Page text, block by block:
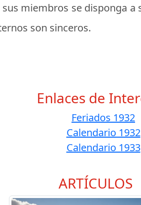
miembros se disponga
son sinceros.
Enlaces de
Feriados 1932
Calendario 1932
Calendario 1933
ARTÍCULOS